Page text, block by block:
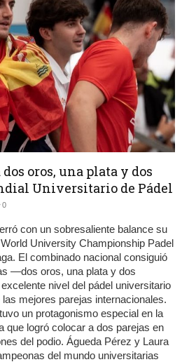
oros, una plata y dos
Universitario de Pádel
0
con un sobresaliente balance su
University Championship Padel
El combinado nacional consiguió
—dos oros, una plata y dos
nivel del pádel universitario
mejores parejas internacionales.
un protagonismo especial en la
que logró colocar a dos parejas en
del podio. Águeda Pérez y Laura
del mundo universitarias